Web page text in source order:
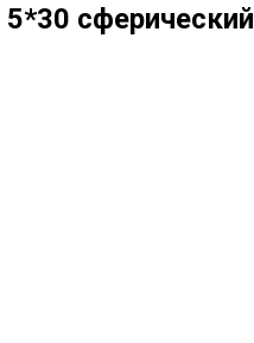
сферический